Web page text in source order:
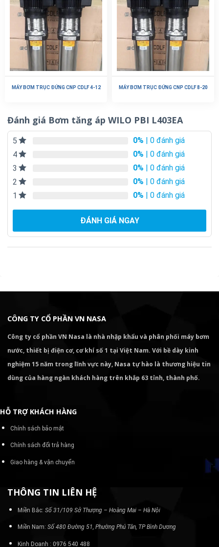
MÁY BƠM TRỤC ĐỨNG CNP CDLF 4-12 MÁY BƠM TRỤC ĐỨNG CNP CDLF 8-20
Đánh giá Bơm tăng áp WILO PBI L403EA
5 0% | 0 đánh giá
4
0% | 0 đánh giá
3
0% | 0 đánh giá
2
0% | 0 đánh giá
1
0% | 0 đánh giá
ĐÁNH GIÁ NGAY
CÔNG TY CỔ PHẦN VN NASA
Công ty cổ phần VN Nasa là nhà nhập khẩu và phân phối máy bơm
nước, thiết bị điện cơ, cơ khí số 1 tại Việt Nam. Với bề dày kinh
nghiệm 15 năm trong lĩnh vực này, Nasa tự hào là thương hiệu tin
dùng của hàng ngàn khách hàng trên khắp 63 tỉnh, thành phố.
HỖ TRỢ KHÁCH HÀNG
Chính sách bảo mật
Chính sách đổi trả hàng
Giao hàng & vận chuyển
THÔNG TIN LIÊN HỆ
Miền Bắc: Số 31/109 Sở Thượng – Hoàng Mai – Hà Nội
Miền Nam: Số 480 Đường 51, Phường Phú Tân, TP Bình Dương
Kinh Doanh : 0976 540 488